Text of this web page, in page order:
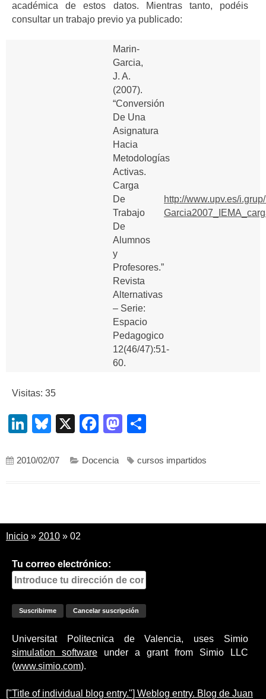
académica de estos datos. Mientras tanto, podéis
consultar un trabajo previo ya publicado:
Marin-
Garcia,
J. A.
(2007).
“Conversión
De Una
Asignatura
Hacia
Metodologías
Activas.
Carga
De
Trabajo
De
Alumnos
y
Profesores.”
Revista
Alternativas
– Serie:
Espacio
Pedagogico
12(46/47):51-
60.
http://www.upv.es/
Visitas: 35
LinkedIn
Bluesky
X Facebook
Mastodon
2010/02/07 Docencia cursos impartidos
Inicio » 2010 » 02
Tu correo electrónico:
Universitat Politecnica de Valencia, uses Simio
simulation software under a grant from Simio LLC
(www.simio.com).
["Title of individual blog entry."] Weblog entry. Blog de Juan